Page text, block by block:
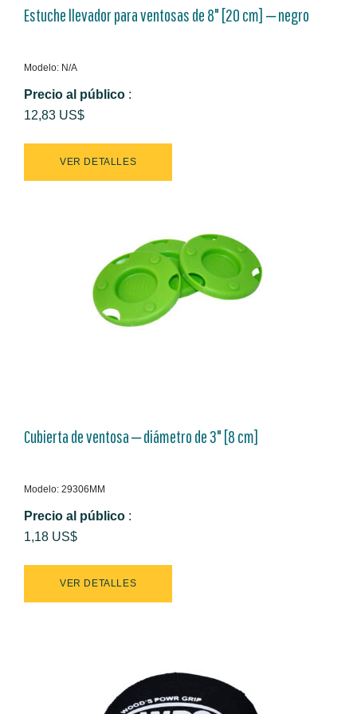
Estuche llevador para ventosas de 8" [20 cm] ‒ negro
Modelo: N/A
Precio al público :
12,83 US$
VER DETALLES
Cubierta de ventosa ‒ diámetro de 3" [8 cm]
Modelo: 29306MM
Precio al público :
1,18 US$
VER DETALLES